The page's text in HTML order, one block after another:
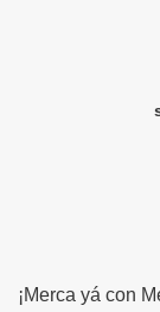
¡Merca yá con